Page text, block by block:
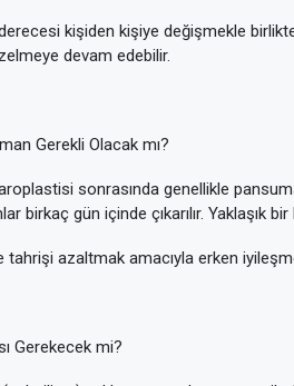
kişiden kişiye değişmekle
devam edebilir.
Gerekli Olacak mı?
sonrasında genellikle
birkaç gün içinde çıkarılır. Yaklaşık
tahrişi azaltmak amacıyla erken
Gerekecek mi?